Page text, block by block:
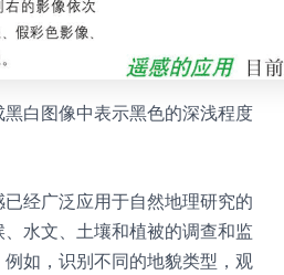
白图像中表示黑色的深浅程度
经广泛应用于自然地理研究的
水文、土壤和植被的调查和监
如，识别不同的地貌类型，观